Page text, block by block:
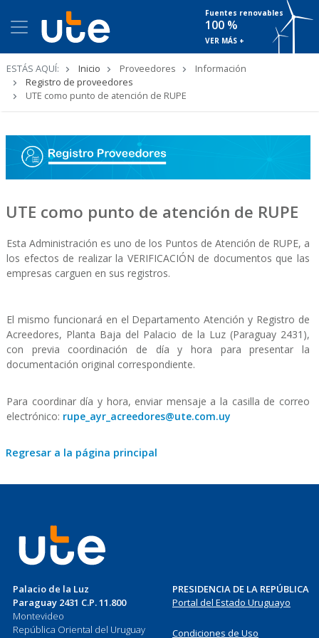
Fuentes renovables
100 %
VER MÁS +
ESTÁS AQUÍ: Inicio Proveedores
Información
Registro de proveedores
UTE como punto de atención de RUPE
UTE como punto de atención de RUPE
Esta Administración es uno de los Puntos de Atención de RUPE, a
los efectos de realizar la VERIFICACIÓN de documentos que las
empresas carguen en sus registros.
El mismo funcionará en el Departamento Atención y Registro de
Acreedores, Planta Baja del Palacio de la Luz (Paraguay 2431),
con previa coordinación de día y hora para presentar la
documentación original correspondiente.
Para coordinar día y hora, enviar mensaje a la casilla de correo
electrónico: rupe_ayr_acreedores@ute.com.uy
Regresar a la página principal
Palacio de la Luz
Paraguay 2431 C.P. 11.800
Montevideo
República Oriental del Uruguay
PRESIDENCIA DE LA REPÚBLICA
Portal del Estado Uruguayo
Condiciones de Uso